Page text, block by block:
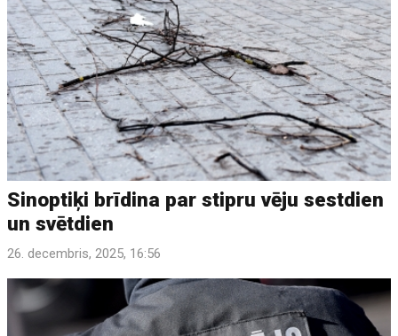
Sinoptiķi brīdina par stipru vēju sestdien
un svētdien
26. decembris, 2025, 16:56